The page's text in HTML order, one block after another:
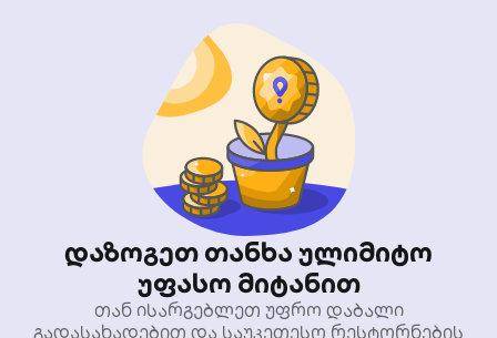
დაზოგეთ თანხა ულიმიტო
უფასო მიტანით
თან ისარგებლეთ უფრო დაბალი
გადასახადებით და საუკეთესო რესტორნების